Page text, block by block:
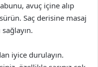
avuç içine alıp
Saç derisine masaj
iyice durulayın.